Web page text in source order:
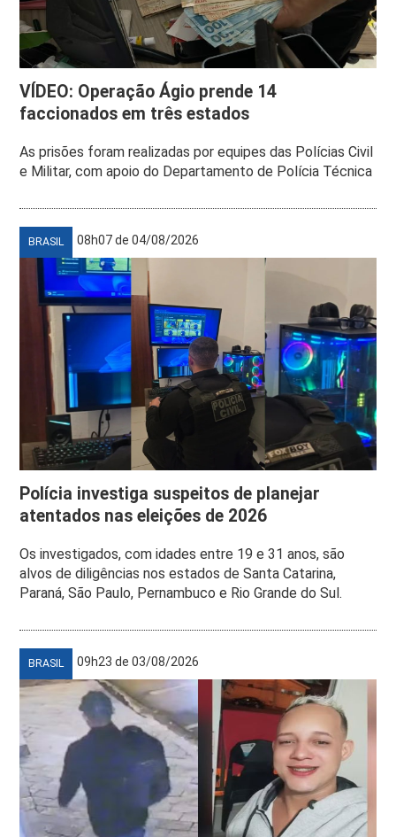
VÍDEO: Operação Ágio prende 14
faccionados em três estados
As prisões foram realizadas por equipes das Polícias Civil
e Militar, com apoio do Departamento de Polícia Técnica
BRASIL 08h07 de 04/08/2026
Polícia investiga suspeitos de planejar
atentados nas eleições de 2026
Os investigados, com idades entre 19 e 31 anos, são
alvos de diligências nos estados de Santa Catarina,
Paraná, São Paulo, Pernambuco e Rio Grande do Sul.
BRASIL 09h23 de 03/08/2026